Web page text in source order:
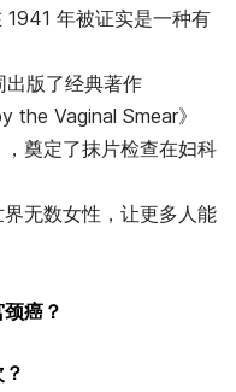
年被证实是一种有
版了经典著作
the Vaginal Smear》
，奠定了抹片检查在妇科
无数女性，让更多人能
癌？